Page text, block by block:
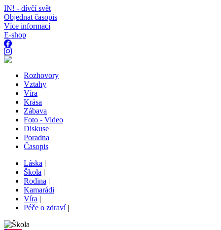
IN! - dívčí svět
Objednat časopis
Více informací
E-shop
Rozhovory
Vztahy
Víra
Krása
Zábava
Foto - Video
Diskuse
Poradna
Časopis
Láska |
Škola |
Rodina |
Kamarádi |
Víra |
Péče o zdraví|